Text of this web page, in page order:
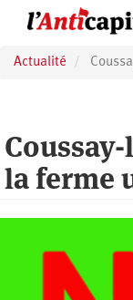
principal
Actualité
la ferme